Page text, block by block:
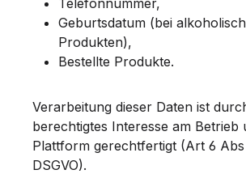
Geburtsdatum (bei
Produkten),
Bestellte Produkte.
Verarbeitung dieser Daten ist
berechtigtes Interesse am Betrieb
Plattform gerechtfertigt (Art 6
DSGVO).